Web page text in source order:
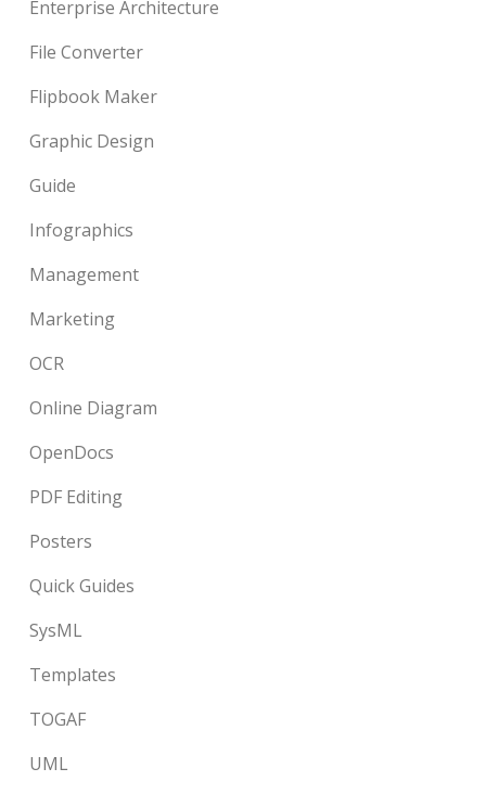
Enterprise Architecture
File Converter
Flipbook Maker
Graphic Design
Guide
Infographics
Management
Marketing
OCR
Online Diagram
OpenDocs
PDF Editing
Posters
Quick Guides
SysML
Templates
TOGAF
UML